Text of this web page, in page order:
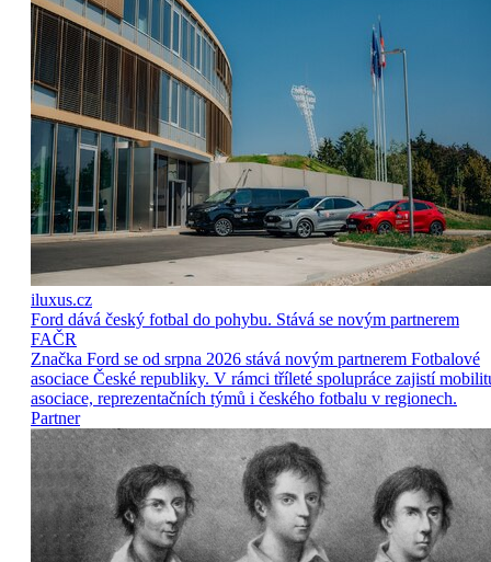
iluxus.cz
Ford dává český fotbal do pohybu. Stává se novým partnerem
FAČR
Značka Ford se od srpna 2026 stává novým partnerem Fotbalové
asociace České republiky. V rámci tříleté spolupráce zajistí
asociace, reprezentačních týmů i českého fotbalu v regionech.
Partner